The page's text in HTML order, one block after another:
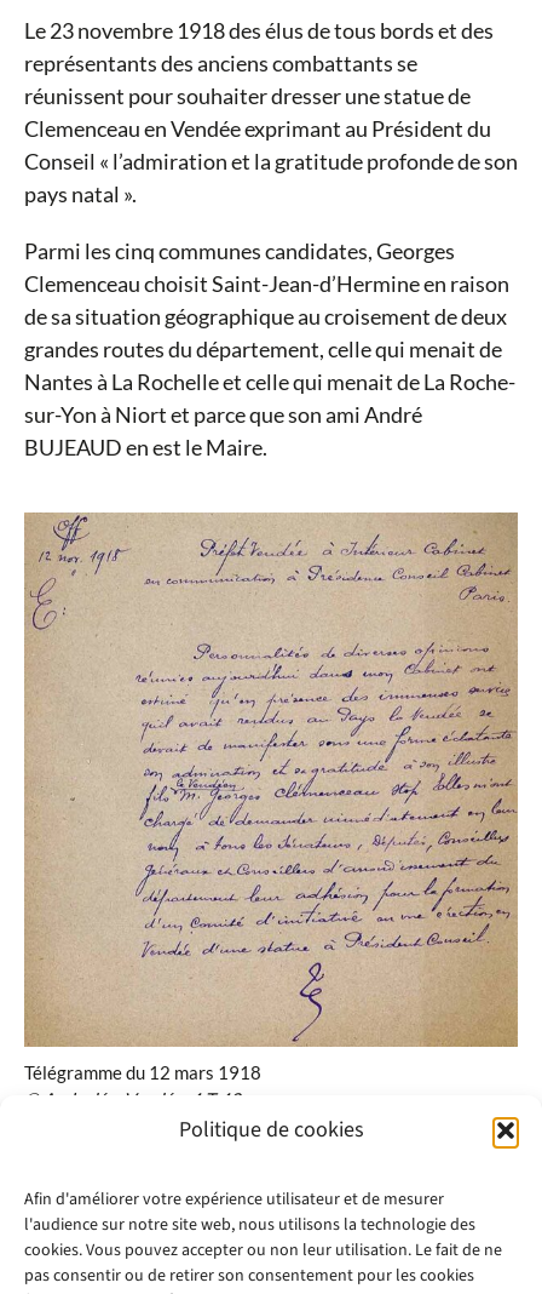
Politique de cookies
Afin d'améliorer votre expérience utilisateur et de mesurer
l'audience sur notre site web, nous utilisons la technologie des
cookies. Vous pouvez accepter ou non leur utilisation. Le fait de ne
pas consentir ou de retirer son consentement pour les cookies
Le 23 novembre 1918 des élus de tous bords et des
représentants des anciens combattants se
réunissent pour souhaiter dresser une statue de
Clemenceau en Vendée exprimant au Président du
Conseil « l’admiration et la gratitude profonde de son
pays natal ».
Parmi les cinq communes candidates, Georges
Clemenceau choisit Saint-Jean-d’Hermine en raison
de sa situation géographique au croisement de deux
grandes routes du département, celle qui menait de
Nantes à La Rochelle et celle qui menait de La Roche-
sur-Yon à Niort et parce que son ami André
BUJEAUD en est le Maire.
Télégramme du 12 mars 1918
© Arch. dép. Vendée, 4 T 42